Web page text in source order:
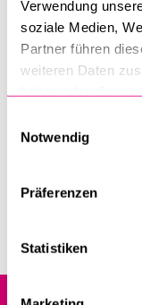
Verwendung
soziale Medien,
Partner führen
weiteren Daten
Notwendig
Präferenzen
Statistiken
Atelier de
Bahá’í-Gemeinde
ein Projekt des
Universität Luzern.
Letzte